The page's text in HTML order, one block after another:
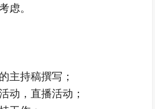
虑。
主持稿撰写；
动，直播活动；